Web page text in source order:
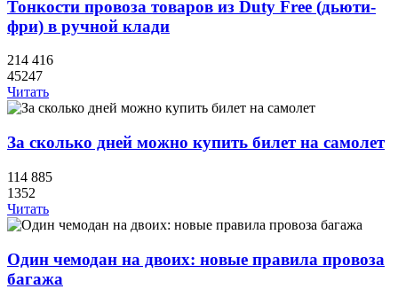
Тонкости провоза товаров из Duty Free (дьюти-
фри) в ручной клади
214 416
45247
Читать
За сколько дней можно купить билет на самолет
114 885
1352
Читать
Один чемодан на двоих: новые правила провоза
багажа